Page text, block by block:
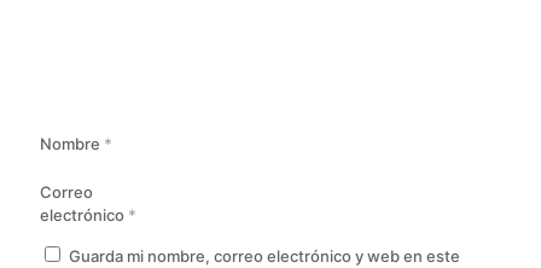
Nombre *
Correo
electrónico *
Guarda mi nombre, correo electrónico y web en este